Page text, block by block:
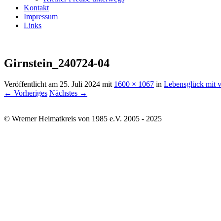
Kontakt
Impressum
Links
Girnstein_240724-04
Veröffentlicht am 25. Juli 2024 mit 1600 × 1067 in Lebensglück mit
← Vorheriges Nächstes →
© Wremer Heimatkreis von 1985 e.V. 2005 - 2025